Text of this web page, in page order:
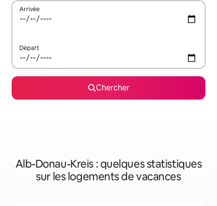
Arrivée
Départ
Chercher
Alb-Donau-Kreis : quelques statistiques
sur les logements de vacances